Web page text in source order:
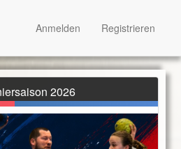
2026
Anmelden Registrieren